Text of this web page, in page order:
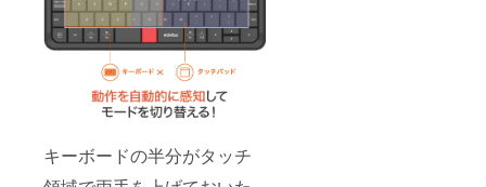
キーボードの半分がタッチ